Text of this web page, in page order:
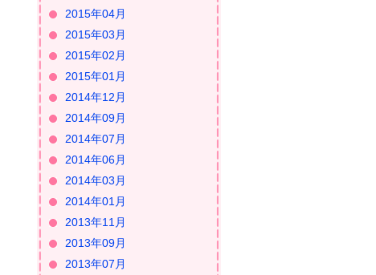
2015年04月
2015年03月
2015年02月
2015年01月
2014年12月
2014年09月
2014年07月
2014年06月
2014年03月
2014年01月
2013年11月
2013年09月
2013年07月